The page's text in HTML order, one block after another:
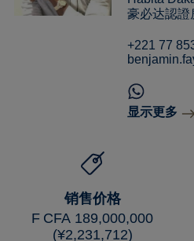
豪必达認證
+221 77
显示更多
销售价格
F CFA 189,000,000
(¥2,231,712)